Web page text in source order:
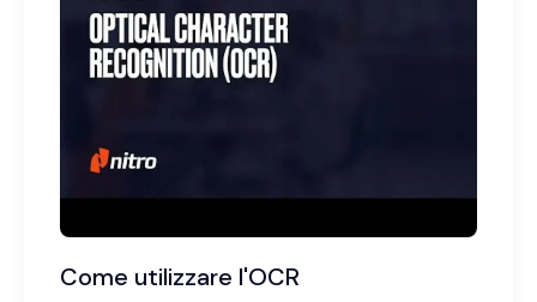
Come utilizzare l'OCR